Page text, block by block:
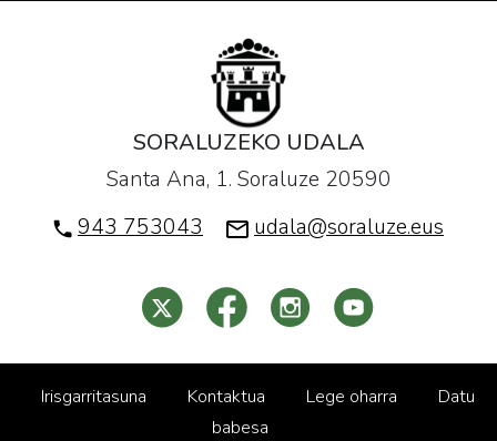
SORALUZEKO UDALA
Santa Ana, 1. Soraluze 20590
943 753043
udala@soraluze.eus
Irisgarritasuna Kontaktua Lege oharra
Datu
babesa